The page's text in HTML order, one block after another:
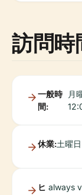
訪問時
一般時
間:
月
休業:土曜
ヒ always